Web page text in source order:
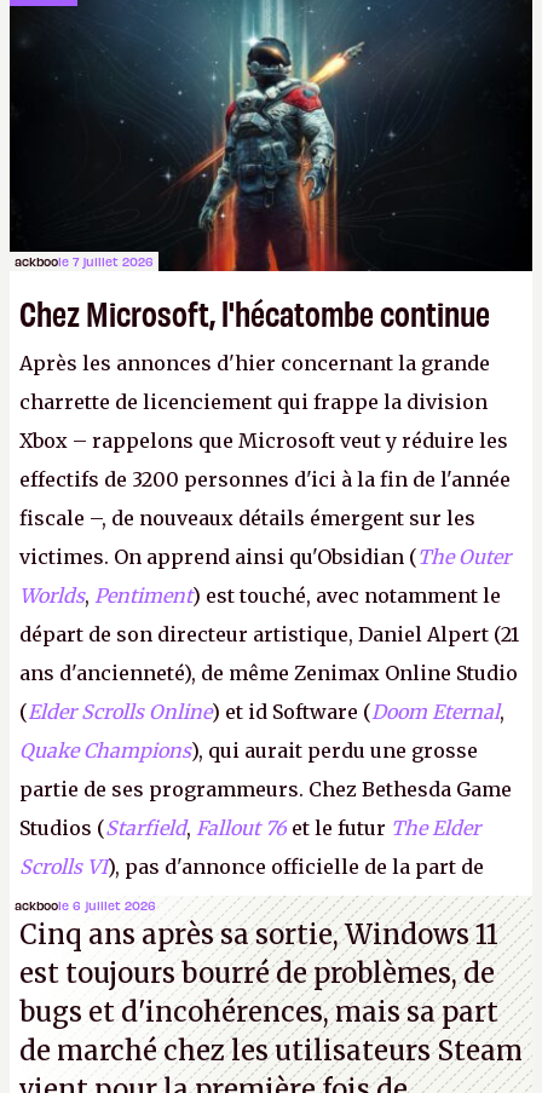
peut-être sur
Fallout Football ou
Fallout vs. Les
Lapins Crétins) et l'Obsidian d'aujourd'hui n'est plus
le même studio qu'il y a 15 ans. Mais bon, OK, on
peut commencer à fantasmer.A.
ackboole 7 juillet 2026
Chez Microsoft, l'hécatombe continue
Après les annonces d'hier concernant la grande
charrette de licenciement qui frappe la division
Xbox – rappelons que Microsoft veut y réduire les
effectifs de 3200 personnes d'ici à la fin de l'année
fiscale –, de nouveaux détails émergent sur les
victimes. On apprend ainsi qu'Obsidian (The Outer
Worlds, Pentiment) est touché, avec notamment le
départ de son directeur artistique, Daniel Alpert (21
ans d'ancienneté), de même Zenimax Online Studio
(Elder Scrolls Online) et id Software (Doom Eternal,
Quake Champions), qui aurait perdu une grosse
partie de ses programmeurs. Chez Bethesda Game
Studios (Starfield, Fallout 76 et le futur The Elder
Scrolls VI), pas d'annonce officielle de la part de
Microsoft, mais le syndicat des employés confirme
de nombreux licenciements.A.
ackboole 6 juillet 2026
Cinq ans après sa sortie, Windows 11
est toujours bourré de problèmes, de
bugs et d'incohérences, mais sa part
de marché chez les utilisateurs Steam